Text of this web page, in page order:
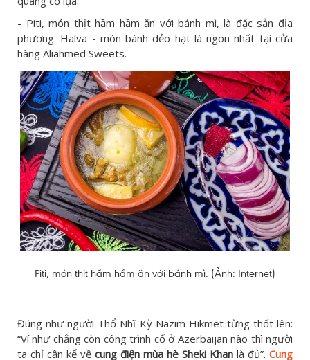
- Piti, món thịt hầm hầm ăn với bánh mì, là đặc sản địa
phương. Halva - món bánh dẻo hạt là ngon nhất tại cửa
hàng Aliahmed Sweets.
Piti, món thịt hầm hầm ăn với bánh mì. (Ảnh: Internet)
Đúng như người Thổ Nhĩ Kỳ Nazim Hikmet từng thốt lên:
“Ví như chẳng còn công trình cổ ở Azerbaijan nào thì người
ta chỉ cần kể về cung điện mùa hè Sheki Khan là đủ”. Cung